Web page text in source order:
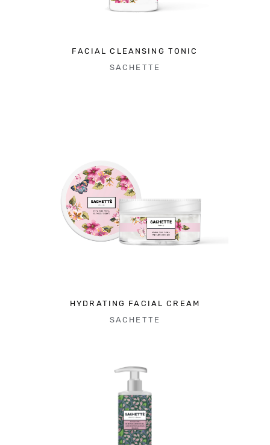
FACIAL CLEANSING TONIC
SACHETTE
HYDRATING FACIAL CREAM
SACHETTE